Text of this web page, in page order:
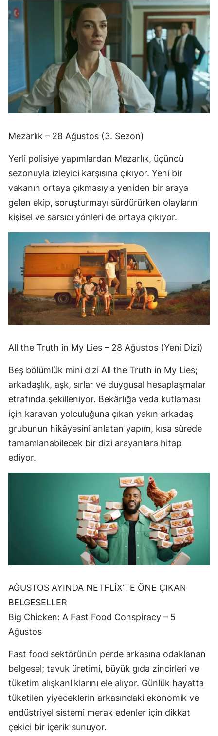
Mezarlık – 28 Ağustos (3. Sezon)
Yerli polisiye yapımlardan Mezarlık, üçüncü
sezonuyla izleyici karşısına çıkıyor. Yeni bir
vakanın ortaya çıkmasıyla yeniden bir araya
gelen ekip, soruşturmayı sürdürürken olayların
kişisel ve sarsıcı yönleri de ortaya çıkıyor.
All the Truth in My Lies – 28 Ağustos (Yeni Dizi)
Beş bölümlük mini dizi All the Truth in My Lies;
arkadaşlık, aşk, sırlar ve duygusal hesaplaşmalar
etrafında şekilleniyor. Bekârlığa veda kutlaması
için karavan yolculuğuna çıkan yakın arkadaş
grubunun hikâyesini anlatan yapım, kısa sürede
tamamlanabilecek bir dizi arayanlara hitap
ediyor.
AĞUSTOS AYINDA NETFLİX’TE ÖNE ÇIKAN
BELGESELLER
Big Chicken: A Fast Food Conspiracy – 5
Ağustos
Fast food sektörünün perde arkasına odaklanan
belgesel; tavuk üretimi, büyük gıda zincirleri ve
tüketim alışkanlıklarını ele alıyor. Günlük hayatta
tüketilen yiyeceklerin arkasındaki ekonomik ve
endüstriyel sistemi merak edenler için dikkat
çekici bir içerik sunuyor.